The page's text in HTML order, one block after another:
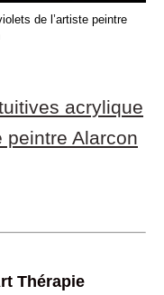
de l’artiste peintre
acrylique
peintre Alarcon
Thérapie